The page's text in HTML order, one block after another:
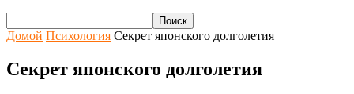
Домой Психология Секрет японского долголетия
Секрет японского долголетия